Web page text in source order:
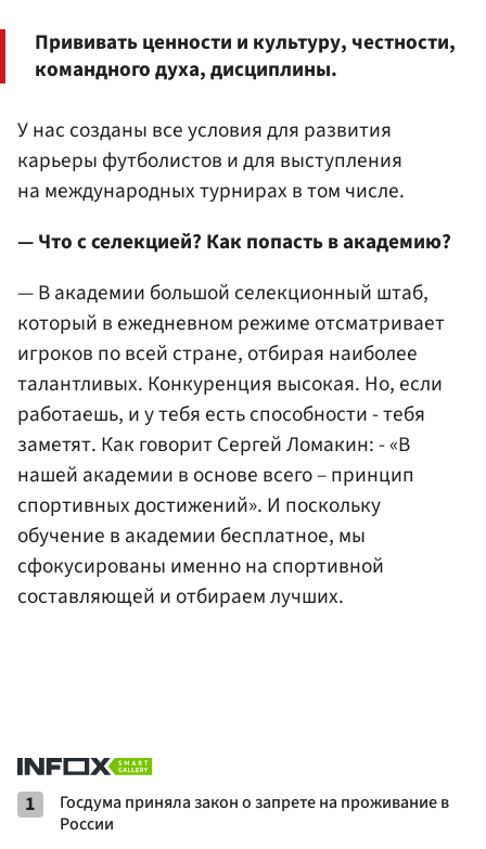
Прививать ценности и культуру, честности,
командного духа, дисциплины.
У нас созданы все условия для развития
карьеры футболистов и для выступления
на международных турнирах в том числе.
— Что с селекцией? Как попасть в академию?
— В академии большой селекционный штаб,
который в ежедневном режиме отсматривает
игроков по всей стране, отбирая наиболее
талантливых. Конкуренция высокая. Но, если
работаешь, и у тебя есть способности - тебя
заметят. Как говорит Сергей Ломакин: - «В
нашей академии в основе всего – принцип
спортивных достижений». И поскольку
обучение в академии бесплатное, мы
сфокусированы именно на спортивной
составляющей и отбираем лучших.
1
Госдума приняла закон о запрете на проживание в
России